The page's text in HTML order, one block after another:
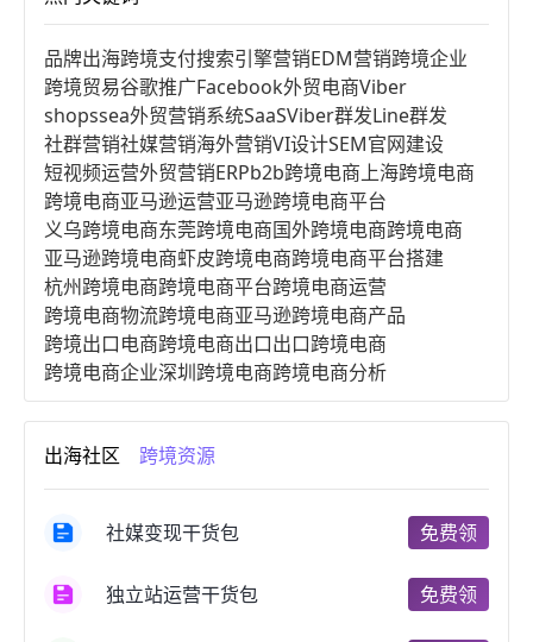
品牌出海跨境支付搜索引擎营销EDM营销跨境企业
跨境贸易谷歌推广Facebook外贸电商Viber
shopssea外贸营销系统SaaSViber群发Line群发
社群营销社媒营销海外营销VI设计SEM官网建设
短视频运营外贸营销ERPb2b跨境电商上海跨境电商
跨境电商亚马逊运营亚马逊跨境电商平台
义乌跨境电商东莞跨境电商国外跨境电商跨境电商
亚马逊跨境电商虾皮跨境电商跨境电商平台搭建
杭州跨境电商跨境电商平台跨境电商运营
跨境电商物流跨境电商亚马逊跨境电商产品
跨境出口电商跨境电商出口出口跨境电商
跨境电商企业深圳跨境电商跨境电商分析
进口跨境电商跨境电商服务广州跨境电商
跨境电商市场跨境电商创业跨境电商注册
跨境电商开店跨境电商营销
跨境电商商品个人跨境电商跨境电商案例
郑州跨境电商跨境电商趋势
跨境电商费用美国跨境电商
出海社区 跨境资源
社媒变现干货包 免费领
独立站运营干货包 免费领